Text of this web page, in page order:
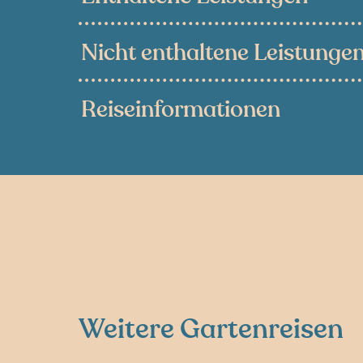
Nicht enthaltene
Reiseinformationen
Weitere Gartenreisen